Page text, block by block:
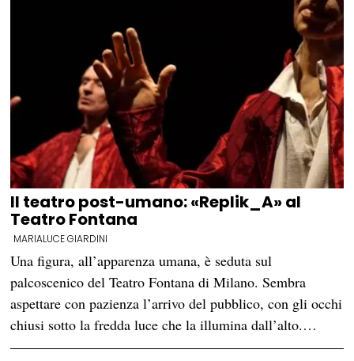
Il teatro post-umano: «Replik_A» al
Teatro Fontana
MARIALUCE GIARDINI
Una figura, all’apparenza umana, è seduta sul
palcoscenico del Teatro Fontana di Milano. Sembra
aspettare con pazienza l’arrivo del pubblico, con gli occhi
chiusi sotto la fredda luce che la illumina dall’alto.…